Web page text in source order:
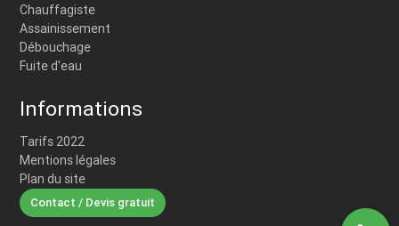
Chauffagiste
Assainissement
Débouchage
Fuite d'eau
Informations
Tarifs 2022
Mentions légales
Plan du site
Contact / Devis gratuit